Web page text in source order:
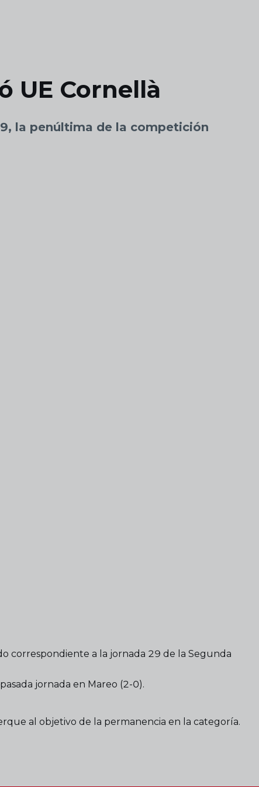
UE Cornellà
la penúltima de la competición
correspondiente a la jornada 29 de la Segunda
jornada en Mareo (2-0).
al objetivo de la permanencia en la categoría.